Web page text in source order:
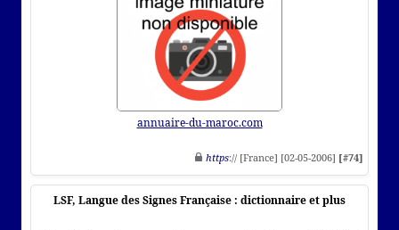
annuaire-du-maroc.com
https:// [France] [02-05-2006] [#74]
LSF, Langue des Signes Française : dictionnaire et plus